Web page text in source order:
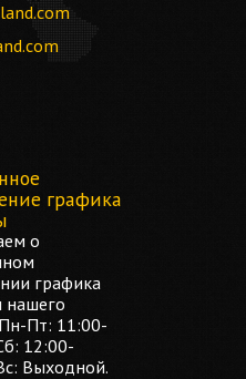
графика
о
графика
нашего
Пт: 11:00-
12:00-
Выходной.